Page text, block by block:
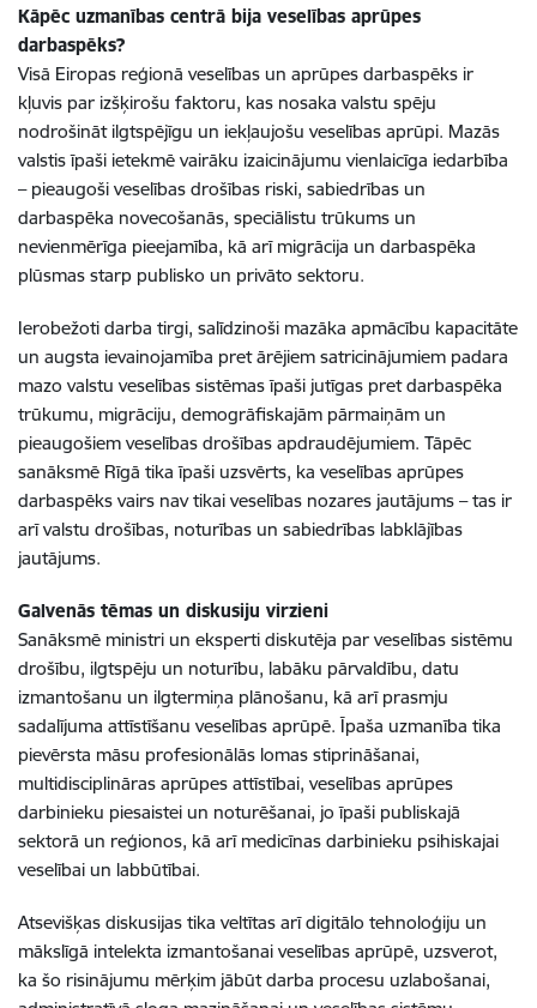
Kāpēc uzmanības centrā bija veselības aprūpes
darbaspēks?
Visā Eiropas reģionā veselības un aprūpes darbaspēks ir
kļuvis par izšķirošu faktoru, kas nosaka valstu spēju
nodrošināt ilgtspējīgu un iekļaujošu veselības aprūpi. Mazās
valstis īpaši ietekmē vairāku izaicinājumu vienlaicīga iedarbība
– pieaugoši veselības drošības riski, sabiedrības un
darbaspēka novecošanās, speciālistu trūkums un
nevienmērīga pieejamība, kā arī migrācija un darbaspēka
plūsmas starp publisko un privāto sektoru.
Ierobežoti darba tirgi, salīdzinoši mazāka apmācību kapacitāte
un augsta ievainojamība pret ārējiem satricinājumiem padara
mazo valstu veselības sistēmas īpaši jutīgas pret darbaspēka
trūkumu, migrāciju, demogrāfiskajām pārmaiņām un
pieaugošiem veselības drošības apdraudējumiem. Tāpēc
sanāksmē Rīgā tika īpaši uzsvērts, ka veselības aprūpes
darbaspēks vairs nav tikai veselības nozares jautājums – tas ir
arī valstu drošības, noturības un sabiedrības labklājības
jautājums.
Galvenās tēmas un diskusiju virzieni
Sanāksmē ministri un eksperti diskutēja par veselības sistēmu
drošību, ilgtspēju un noturību, labāku pārvaldību, datu
izmantošanu un ilgtermiņa plānošanu, kā arī prasmju
sadalījuma attīstīšanu veselības aprūpē. Īpaša uzmanība tika
pievērsta māsu profesionālās lomas stiprināšanai,
multidisciplināras aprūpes attīstībai, veselības aprūpes
darbinieku piesaistei un noturēšanai, jo īpaši publiskajā
sektorā un reģionos, kā arī medicīnas darbinieku psihiskajai
veselībai un labbūtībai.
Atsevišķas diskusijas tika veltītas arī digitālo tehnoloģiju un
mākslīgā intelekta izmantošanai veselības aprūpē, uzsverot,
ka šo risinājumu mērķim jābūt darba procesu uzlabošanai,